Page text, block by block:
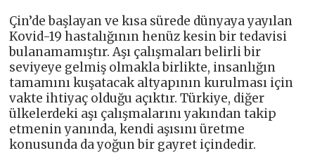
Çin’de başlayan ve kısa sürede dünyaya yayılan
Kovid-19 hastalığının henüz kesin bir tedavisi
bulanamamıştır. Aşı çalışmaları belirli bir
seviyeye gelmiş olmakla birlikte, insanlığın
tamamını kuşatacak altyapının kurulması için
vakte ihtiyaç olduğu açıktır. Türkiye, diğer
ülkelerdeki aşı çalışmalarını yakından takip
etmenin yanında, kendi aşısını üretme
konusunda da yoğun bir gayret içindedir.